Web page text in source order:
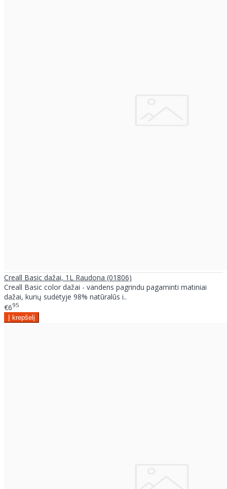
Creall Basic dažai, 1L Raudona (01806)
Creall Basic color dažai - vandens pagrindu pagaminti matiniai
dažai, kurių sudėtyje 98% natūralūs i..
€695